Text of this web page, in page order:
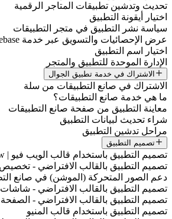
تحديث وتدشين تطبيقات المتاجر الرقمية
اختيار أيقونة التطبيق
سياسة نشر التطبيق في متجر التطبيقات
عرض الإحصائيات والتسويق عبر خدمة Firebase
اختيار اسم التطبيق
الإدارة الموحدة للتطبيق والمتجر
الاشتراك في خدمة تطبيق الجوال
الاشتراك في صانع التطبيقات من سلة
ما هي خدمة صانع التطبيقات؟
معاينة التطبيق من صفحة صانع التطبيقات
شراء تحديث لبيانات التطبيق
مراحل تدشين التطبيق
تصميم التطبيق
تصميم التطبيق باستخدام قالب الويب فيو | WebView
تصميم التطبيق بالقالب الافتراضي - تخصيص
دعم الصور المتحركة (الموشن) في صانع
تصميم التطبيق بالقالب الافتراضي - شاشات
تصميم التطبيق بالقالب الافتراضي - الصفحة
تصميم التطبيق باستخدام قالب المنيو